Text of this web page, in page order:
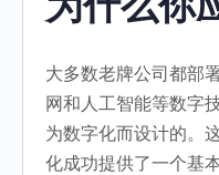
大多数老牌公司都部
网和人工智能等数字
为数字化而设计的。
化成功提供了一个基